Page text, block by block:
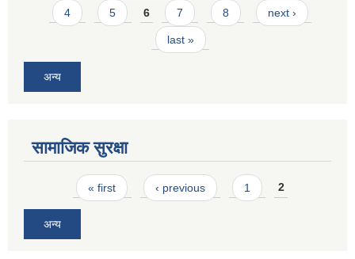
4 5 6 7 8 next ›
last »
अन्य
सामाजिक सुरक्षा
Pages« first ‹ previous 1 2
अन्य